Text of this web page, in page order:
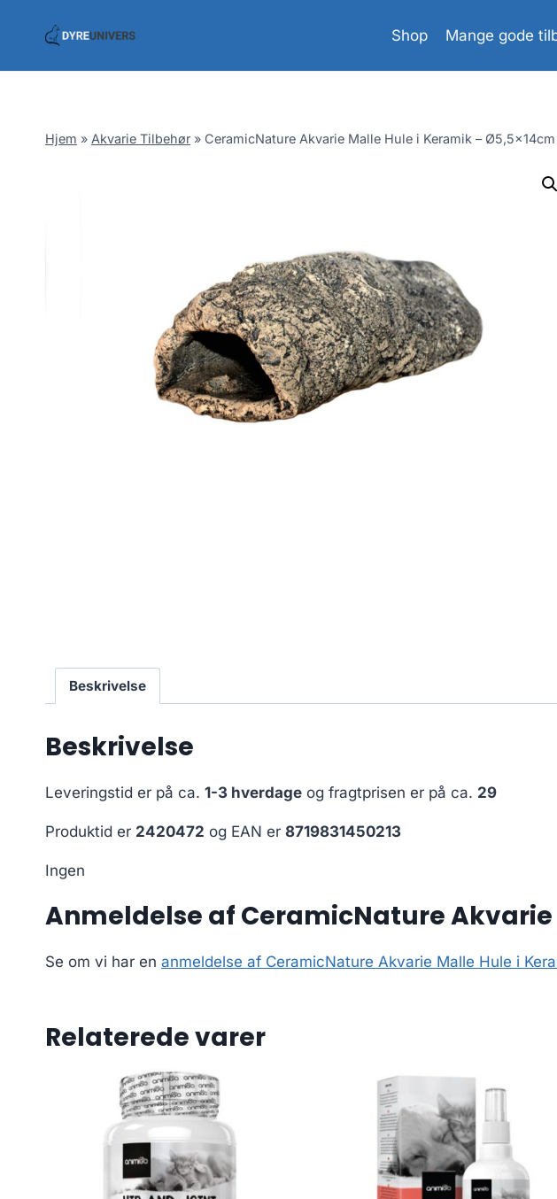
Shop Mange gode
Hjem » Akvarie Tilbehør » CeramicNature Akvarie Malle Hule i Keramik – Ø5,5x14cm
Beskrivelse
Beskrivelse
Leveringstid er på ca. 1-3 hverdage og fragtprisen er på ca. 29
Produktid er 2420472 og EAN er 8719831450213
Ingen
Anmeldelse af CeramicNature
Se om vi har en anmeldelse af CeramicNature Akvarie Malle Hule i
Relaterede varer